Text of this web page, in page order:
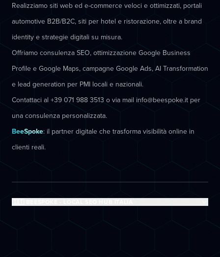
Realizziamo siti web ed e-commerce veloci e ottimizzati, portali
automotive B2B/B2C, siti per hotel e ristorazione, oltre a brand
identity e strategie digitali su misura.
Offriamo consulenza SEO, ottimizzazione Google Business
Profile e Google Maps, campagne Google Ads, AI Transformation
e lead generation per PMI locali e nazionali.
Contattaci al +39 071 988 3513 o via mail info@beespoke.it per
una consulenza personalizzata.
BeeSpoke: il partner digitale che trasforma visibilità online in
clienti reali.
🇮🇹 BEESPOKE - LOCAL SEO HUB ITALIA